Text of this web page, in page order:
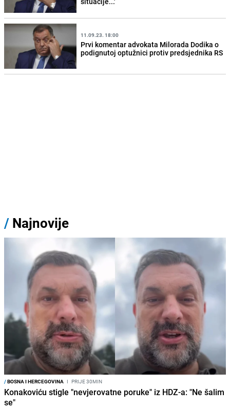
11.09.23. 18:00
Prvi komentar advokata Milorada Dodika o
podignutoj optužnici protiv predsjednika RS
/ Najnovije
/BOSNA I HERCEGOVINA I PRIJE 30MIN
Konakoviću stigle "nevjerovatne poruke" iz HDZ-a: "Ne šalim
se"